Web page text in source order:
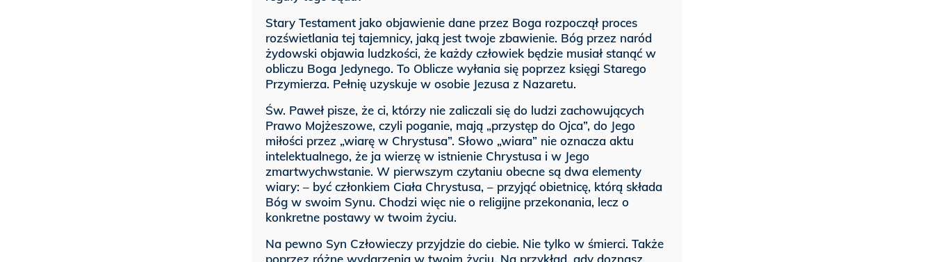
Stary Testament jako objawienie dane przez Boga rozpoczął proces
rozświetlania tej tajemnicy, jaką jest twoje zbawienie. Bóg przez naród
żydowski objawia ludzkości, że każdy człowiek będzie musiał stanąć w
obliczu Boga Jedynego. To Oblicze wyłania się poprzez księgi Starego
Przymierza. Pełnię uzyskuje w osobie Jezusa z Nazaretu.
Św. Paweł pisze, że ci, którzy nie zaliczali się do ludzi zachowujących
Prawo Mojżeszowe, czyli poganie, mają „przystęp do Ojca”, do Jego
miłości przez „wiarę w Chrystusa”. Słowo „wiara” nie oznacza aktu
intelektualnego, że ja wierzę w istnienie Chrystusa i w Jego
zmartwychwstanie. W pierwszym czytaniu obecne są dwa elementy
wiary: – być członkiem Ciała Chrystusa, – przyjąć obietnicę, którą składa
Bóg w swoim Synu. Chodzi więc nie o religijne przekonania, lecz o
konkretne postawy w twoim życiu.
Na pewno Syn Człowieczy przyjdzie do ciebie. Nie tylko w śmierci. Także
poprzez różne wydarzenia w twoim życiu. Na przykład, gdy doznasz